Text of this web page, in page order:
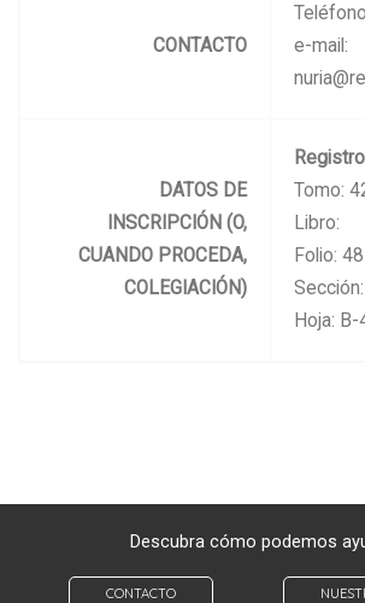
CONTACTO
e-mail:
DATOS DE
INSCRIPCIÓN (O,
CUANDO PROCEDA,
COLEGIACIÓN)
Tomo:
Libro:
Folio: 48
Hoja:
Descubra cómo podemos
CONTACTO